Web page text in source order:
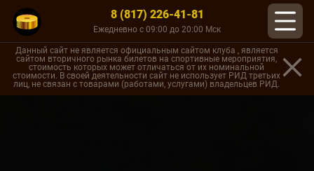
8 (817) 226-41-81
Ежедневно с 09:00 до 20:00 Мск
Данный сайт не является официальным сайтом клуба , является
сайтом вторичного рынка билетов на спортивные мероприятия,
стоимость которых может отличаться от их номинальной
стоимости. В своей деятельности сайт не использует РИД третьих
лиц, не связан с товарами (работами, услугами) владельцев РИД.